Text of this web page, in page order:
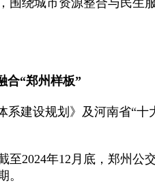
合“郑州样板”
系建设规划》及河南省“
2024年12月底，郑州公
。